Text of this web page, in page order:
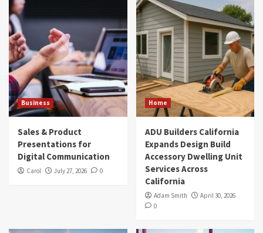
Business
Sales & Product
Presentations for
Digital Communication
Carol July 27, 2026 0
Home
ADU Builders California
Expands Design Build
Accessory Dwelling Unit
Services Across
California
Adam Smith
April 30, 2026
0